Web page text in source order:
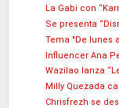
La Gabi con
Se presenta
Tema "De lunes
Influencer Ana
Wazilao lanza
Milly Quezada
Chrisfrezh se